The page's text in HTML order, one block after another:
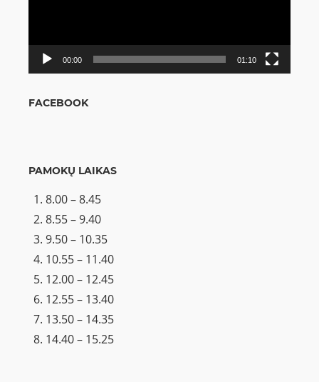
00:00 01:10
FACEBOOK
PAMOKŲ LAIKAS
8.00 – 8.45
8.55 – 9.40
9.50 – 10.35
10.55 – 11.40
12.00 – 12.45
12.55 – 13.40
13.50 – 14.35
14.40 – 15.25